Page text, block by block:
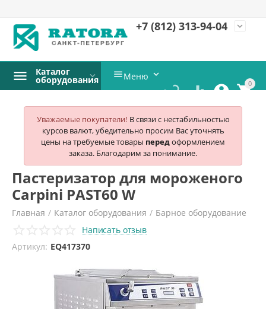
+7 (812) 313-94-04 expand_more
0


 
Каталог
оборудования Меню 
Уважаемые покупатели! В связи с нестабильностью
курсов валют, убедительно просим Вас уточнять
цены на требуемые товары передоформлением
заказа. Благодарим за понимание.
Пастеризатор для мороженого
Carpini PAST60 W
Главная / Каталог оборудования / Барное оборудование
Фризеры для мороженого /
Написать отзыв
Артикул: EQ417370